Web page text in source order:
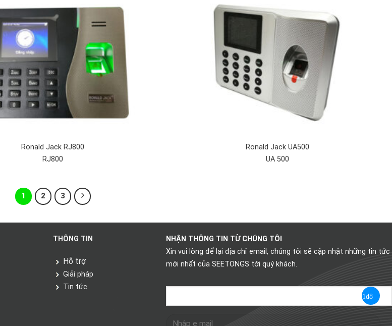
Ronald Jack RJ800
RJ800
Ronald Jack UA500
UA 500
1 2 3
THÔNG TIN
Hỗ trợ
Giải pháp
Tin tức
NHẬN THÔNG TIN TỪ CHÚNG TÔI
Xin vui lòng để lại địa chỉ email, chúng tôi sẽ cập nhật những tin tức
mới nhất của SEETONGS tới quý khách.